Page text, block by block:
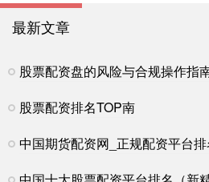
最新文章
股票配资盘的风险与合规操作指
股票配资排名TOP南
中国期货配资网_正规配资平台排